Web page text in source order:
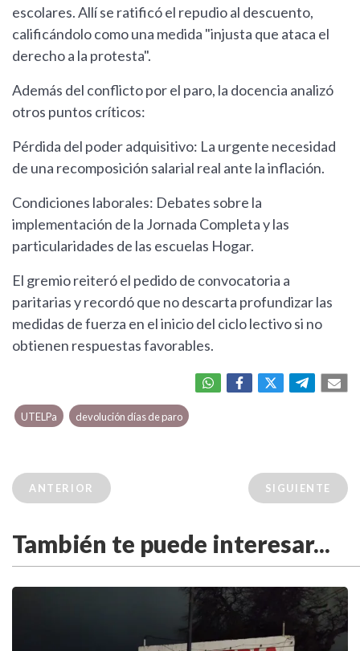
escolares. Allí se ratificó el repudio al descuento,
calificándolo como una medida "injusta que ataca el
derecho a la protesta".
Además del conflicto por el paro, la docencia analizó
otros puntos críticos:
Pérdida del poder adquisitivo: La urgente necesidad
de una recomposición salarial real ante la inflación.
Condiciones laborales: Debates sobre la
implementación de la Jornada Completa y las
particularidades de las escuelas Hogar.
El gremio reiteró el pedido de convocatoria a
paritarias y recordó que no descarta profundizar las
medidas de fuerza en el inicio del ciclo lectivo si no
obtienen respuestas favorables.
UTELPa devolución días de paro
ANTERIOR SIGUIENTE
También te puede interesar...